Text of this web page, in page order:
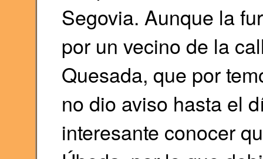
Segovia. Aunque la
por un vecino de la
Quesada, que por
no dio aviso hasta el
interesante conocer